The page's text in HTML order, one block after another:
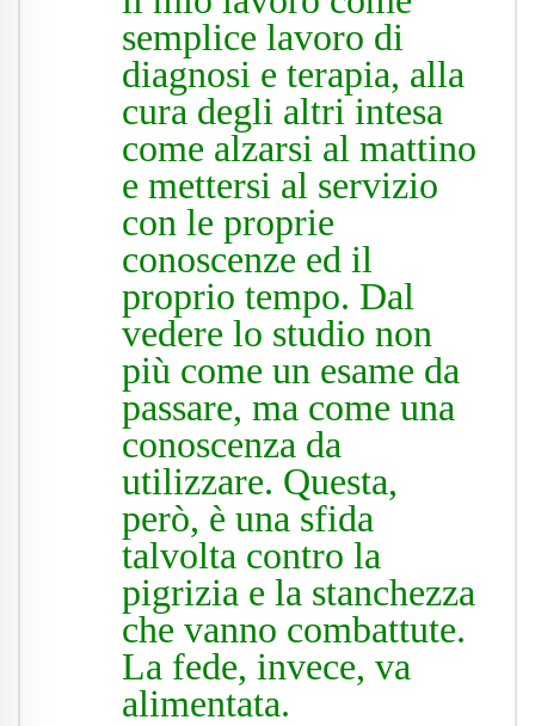
semplice lavoro di
diagnosi e terapia, alla
cura degli altri intesa
come alzarsi al mattino
e mettersi al servizio
con le proprie
conoscenze ed il
proprio tempo. Dal
vedere lo studio non
più come un esame da
passare, ma come una
conoscenza da
utilizzare. Questa,
però, è una sfida
talvolta contro la
pigrizia e la stanchezza
che vanno combattute.
La fede, invece, va
alimentata.